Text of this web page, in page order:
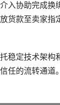
入协助完成换
货款至卖家指
稳定技术架构
任的流转通道。